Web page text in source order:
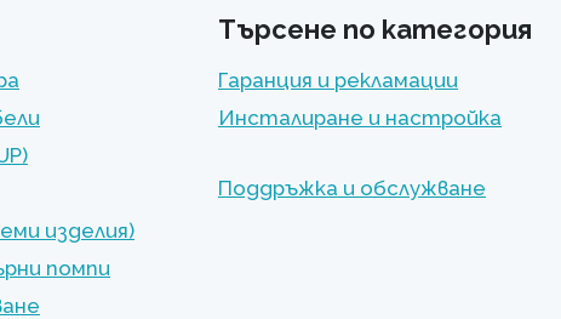
изделия)
помпи
Търсене по категория
Гаранция и рекламации
Инсталиране и настройка
Поддръжка и обслужване